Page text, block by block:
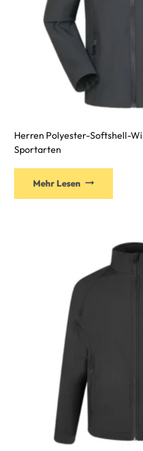
Herren Polyester-Softshell-
Sportarten
Mehr Lesen